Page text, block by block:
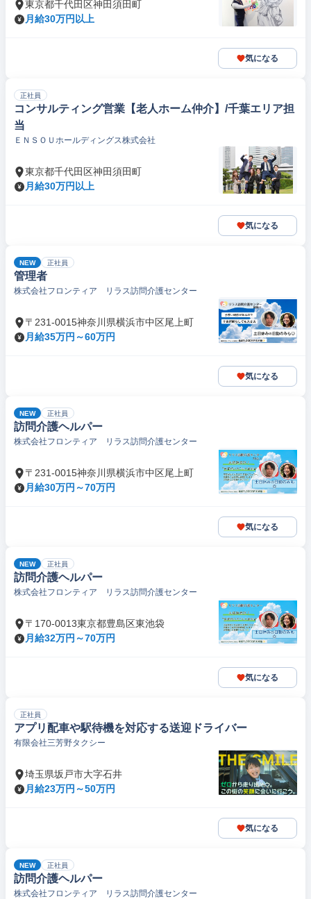
東京都千代田区神田須田町
月給30万円以上
気になる
正社員
コンサルティング営業【老人ホーム仲介】/千葉エリア担
当
ＥＮＳＯＵホールディングス株式会社
東京都千代田区神田須田町
月給30万円以上
気になる
NEW 正社員
管理者
株式会社フロンティア リラス訪問介護センター
〒231-0015神奈川県横浜市中区尾上町
月給35万円～60万円
気になる
NEW 正社員
訪問介護ヘルパー
株式会社フロンティア リラス訪問介護センター
〒231-0015神奈川県横浜市中区尾上町
月給30万円～70万円
気になる
NEW 正社員
訪問介護ヘルパー
株式会社フロンティア リラス訪問介護センター
〒170-0013東京都豊島区東池袋
月給32万円～70万円
気になる
正社員
アプリ配車や駅待機を対応する送迎ドライバー
有限会社三芳野タクシー
埼玉県坂戸市大字石井
月給23万円～50万円
気になる
NEW 正社員
訪問介護ヘルパー
株式会社フロンティア リラス訪問介護センター